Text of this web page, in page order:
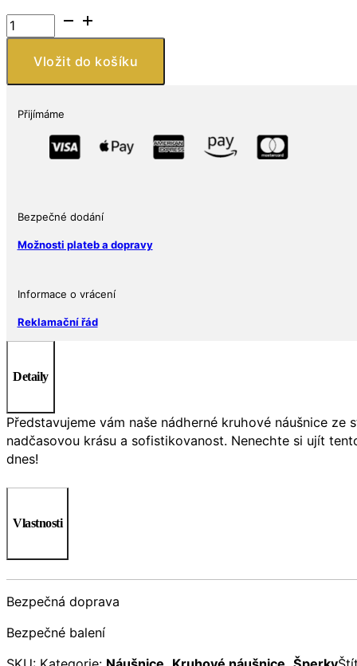
Kruhové
náušnice
množství
Vložit do košíku
Přijímáme
Bezpečné dodání
Možnosti plateb a dopravy
Informace o vrácení
Reklamační řád
Detaily
Představujeme vám naše nádherné kruhové náušnice
nadčasovou krásu a sofistikovanost. Nenechte si ujít
dnes!
Vlastnosti
Bezpečná doprava
Bezpečné balení